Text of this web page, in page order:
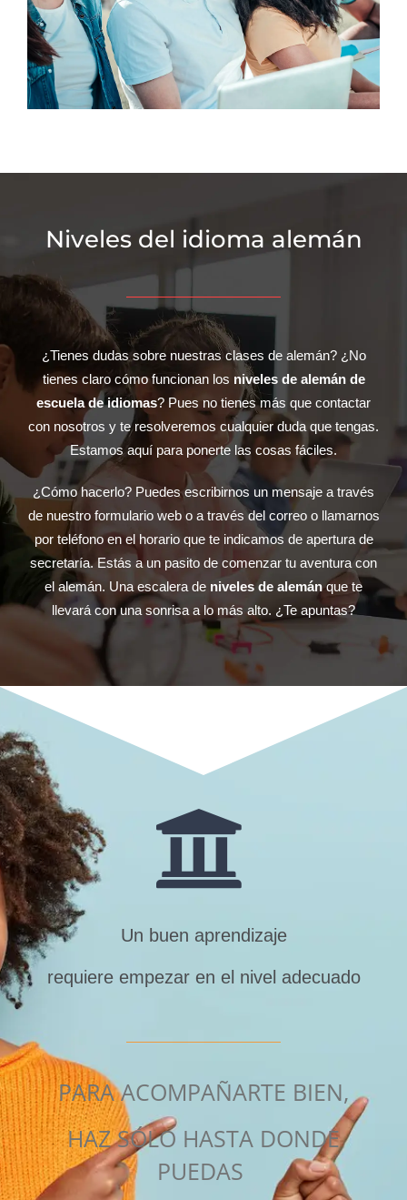
Niveles del idioma alemán
¿Tienes dudas sobre nuestras clases de alemán? ¿No
tienes claro cómo funcionan los niveles de alemán de
escuela de idiomas? Pues no tienes más que contactar
con nosotros y te resolveremos cualquier duda que tengas.
Estamos aquí para ponerte las cosas fáciles.
¿Cómo hacerlo? Puedes escribirnos un mensaje a través
de nuestro formulario web o a través del correo o llamarnos
por teléfono en el horario que te indicamos de apertura de
secretaría. Estás a un pasito de comenzar tu aventura con
el alemán. Una escalera de niveles de alemánque te
llevará con una sonrisa a lo más alto. ¿Te apuntas?
Un buen aprendizaje
requiere empezar en el nivel adecuado
PARA ACOMPAÑARTE BIEN,
HAZ SÓLO HASTA DONDE
PUEDAS